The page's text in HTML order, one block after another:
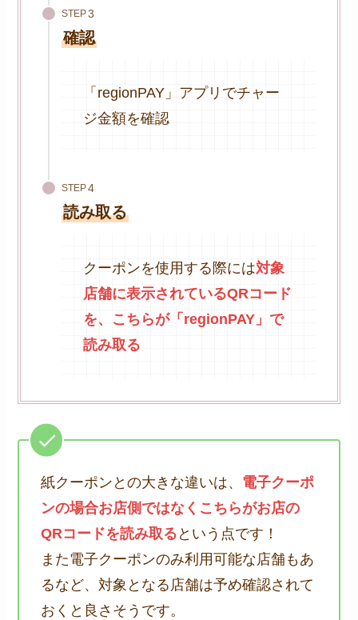
STEP
確認
「regionPAY」アプリでチャー
ジ金額を確認
STEP
読み取る
クーポンを使用する際には対象
店舗に表示されているQRコード
を、こちらが「regionPAY」で
読み取る
紙クーポンとの大きな違いは、 電子クーポ
ンの場合お店側ではなくこちらがお店の
QRコードを読み取る という点です！
また電子クーポンのみ利用可能な店舗もあ
るなど、対象となる店舗は予め確認されて
おくと良さそうです。